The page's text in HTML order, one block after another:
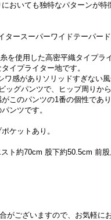
おいても独特なパターンが特
ースーパーワイドテーパー
を使用した高密平織タイプラ
イプライター地です。
感がありソリッドすぎない風
グパンツで、ヒップ周りか
このパンツの1番の個性であり
ンツです。
ケットあり。
ト約70cm 股下約50.5cm 前
ございますので、お気軽に